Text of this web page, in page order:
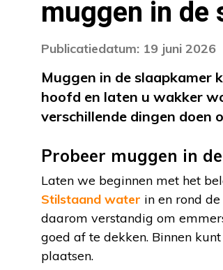
muggen in de
Publicatiedatum: 19 juni 2026
Muggen in de slaapkamer
hoofd en laten u wakker
verschillende dingen doen
Probeer muggen in
Laten we beginnen met het
Stilstaand water in en rond
daarom verstandig om
goed af te dekken. Binnen
plaatsen.